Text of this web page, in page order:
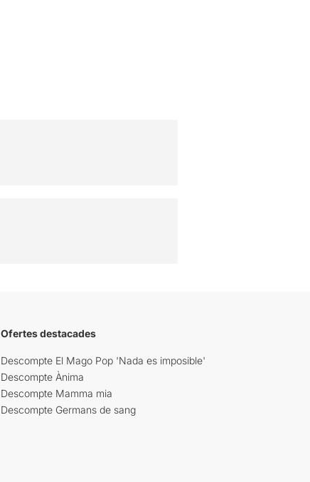
Ofertes destacades
Descompte El Mago Pop 'Nada es imposible'
Descompte Ànima
Descompte Mamma mia
Descompte Germans de sang